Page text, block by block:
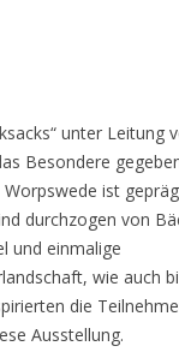
unter Leitung
Besondere
ist
durchzogen von
und einmalige
wie auch
die
Ausstellung.